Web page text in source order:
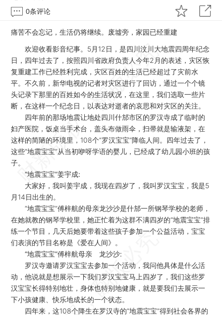
0条评论
痛苦不会忘记，生活仍将继续。废墟旁，家园已经重建
欢迎收看影音纪事。5月12日，是四川汶川大地震四周年纪念
日，四年过去了，按照四川省政府负责人今年2月的表述，灾区恢
复重建工作已经胜利完成，灾区百姓的生活已经超过了灾前水
平。不久前，新华电视的记者对灾区进行了回访，通过一个个镜
头记录下那里的百姓如今的生活状况，在这里，我们选取一些片
断，在这样一个纪念日，以表达对逝者的哀思和对灾区的关注。
四年前的那场地震让地处四川什邡市区的罗汉寺成了临时的
妇产医院，饭桌当手术台，盖头布做雨伞，扫帚就是输液架，在
这样的简陋的环境里，108个“罗汉宝宝”降临人间。四年过去了，
这些“地震宝宝”从当初咿呀学语的婴儿，已经成了幼儿园小班的孩
子。
“地震宝宝”姜宇成:
大家好，我叫姜宇成，我现在四岁了，我叫罗汉宝宝，我是5
月14日出生的。
“地震宝宝”傅梓航的母亲龙沙沙是什邡一所钢琴学校的老师，
在她就教的钢琴学校里，她正忙着为这群不满四岁的“地震宝宝”排
练一个节目，几天后她要带着这些孩子参加一个公益活动，宝宝
们表演的节目名称是《爱在人间》。
“地震宝宝”傅梓航母亲 龙沙沙:
罗汉寺邀请罗汉宝宝去参加一个活动，我问他具体是什么活
动，他说就是想展示一下我们罗汉宝宝马上四岁了，我们这些罗
汉宝宝长得特别地壮，身体也特别地健康，就是要我们去展示一
下小孩健康、快乐地成长的一个状态。
四年来，这108个降生在罗汉寺的“地震宝宝”得到社会各界的